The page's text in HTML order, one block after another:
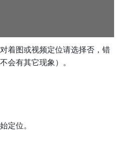
着图或视频定位请选择否，错
会有其它现象）。
定位。